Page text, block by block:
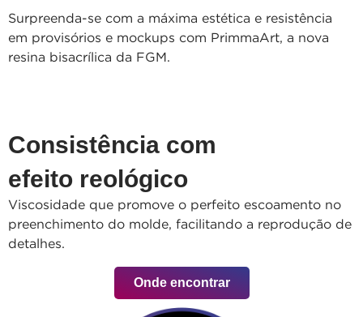
Surpreenda-se com a máxima estética e resistência
em provisórios e mockups com PrimmaArt, a nova
resina bisacrílica da FGM.
Consistência com
efeito reológico
Viscosidade que promove o perfeito escoamento no
preenchimento do molde, facilitando a reprodução de
detalhes.
Onde encontrar